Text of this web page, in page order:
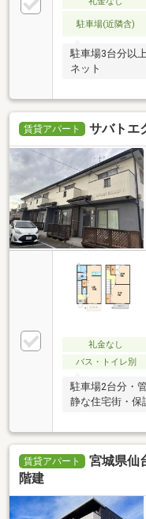
駐車場(近隣含)
駐車場3台分以
ネット
賃貸アパート サバトエ
礼金なし
バス・トイレ別
駐車場2台分・
静な住宅街・保
賃貸アパート
宮城県仙
階建